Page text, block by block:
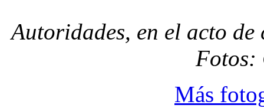
Autoridades, en el acto
Fotos:
Más